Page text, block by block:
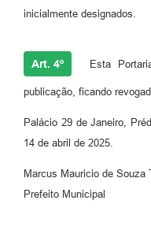
inicialmente designados.
Art. 4º Esta
publicação, ficando
Palácio 29 de Janeiro,
14 de abril de 2025.
Marcus Mauricio de Souza
Prefeito Municipal